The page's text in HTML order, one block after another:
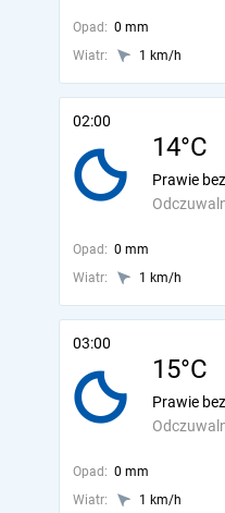
Opad: 0 mm
Wiatr:
1 km/h
02:00
14°C
Prawie
Opad: 0 mm
Wiatr:
1 km/h
03:00
15°C
Prawie
Opad: 0 mm
Wiatr:
1 km/h